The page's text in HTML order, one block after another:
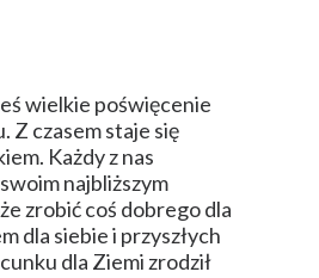
wielkie poświęcenie
Z czasem staje się
Każdy z nas
najbliższym
zrobić coś dobrego dla
dla siebie i przyszłych
dla Ziemi zrodził